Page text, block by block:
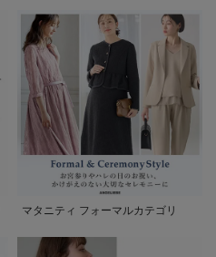
マタニティ フォーマルカテゴリ